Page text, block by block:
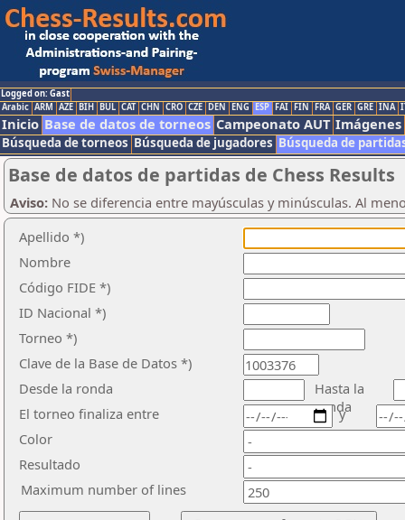
Logged on: Gast
Arabic ARM AZE BIH BUL CAT CHN CRO CZE DEN ENG ESP FAI FIN FRA GER GRE INA
Inicio Base de datos de torneos Campeonato AUT Imágenes
Búsqueda de torneos Búsqueda de jugadores Búsqueda de
Base de datos de partidas de Chess Results
Aviso: No se diferencia entre mayúsculas y minúsculas. Al
Apellido *)
Nombre
Código FIDE *)
ID Nacional *)
Torneo *)
Clave de la Base de Datos *)
Desde la ronda
Hasta la
ronda
El torneo finaliza entre
Color
Resultado
y
Maximum number of lines